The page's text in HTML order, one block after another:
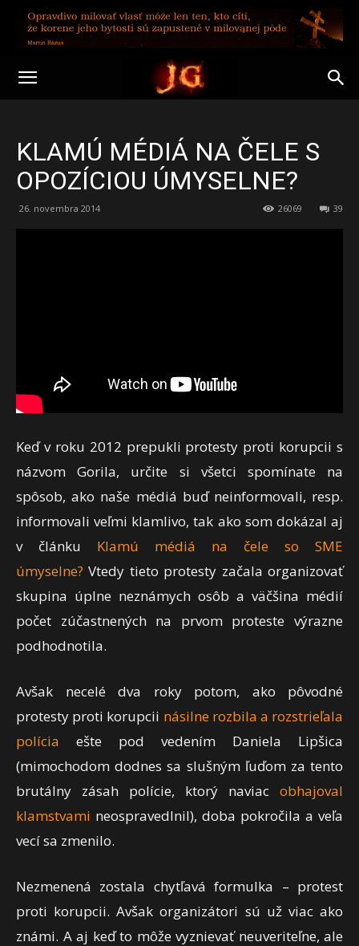
KLAMÚ MÉDIÁ NA ČELE S
OPOZÍCIOU ÚMYSELNE?
26. novembra 2014 39
26069
Keď v roku 2012 prepukli protesty proti korupcii s
názvom Gorila, určite si všetci spomínate na
spôsob, ako naše médiá buď neinformovali, resp.
informovali veľmi klamlivo, tak ako som dokázal aj
v článku Klamú médiá na čele so SME
úmyselne? Vtedy tieto protesty začala organizovať
skupina úplne neznámych osôb a väčšina médií
počet zúčastnených na prvom proteste výrazne
podhodnotila.
Avšak necelé dva roky potom, ako pôvodné
protesty proti korupcii násilne rozbila a rozstrieľala
polícia ešte pod vedením Daniela Lipšica
(mimochodom dodnes sa slušným ľuďom za tento
brutálny zásah polície, ktorý naviac obhajoval
klamstvami neospravedlnil), doba pokročila a veľa
vecí sa zmenilo.
Nezmenená zostala chytľavá formulka – protest
proti korupcii. Avšak organizátori sú už viac ako
známi. A aj keď to môže vyznievať neuveriteľne, ale